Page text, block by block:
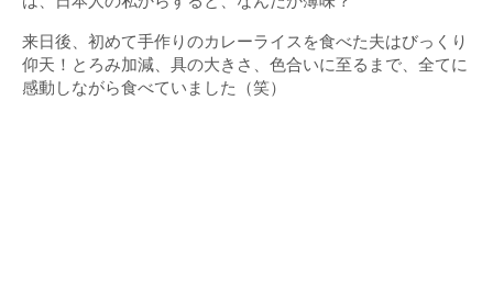
来日後、初めて手作りのカレーライスを食べた夫はびっくり
仰天！とろみ加減、具の大きさ、色合いに至るまで、全てに
感動しながら食べていました（笑）